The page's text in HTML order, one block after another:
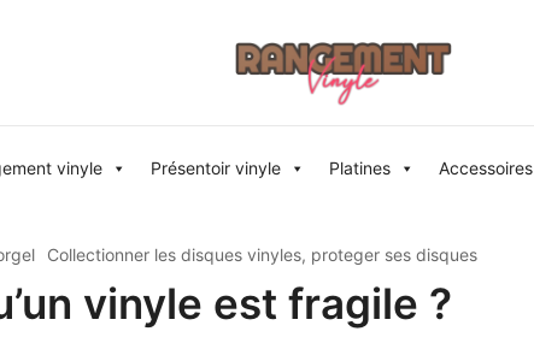
vinyle Présentoir vinyle Platines Accessoires
Collectionner les disques vinyles, proteger ses disques
vinyle est fragile ?